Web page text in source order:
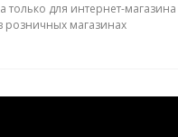
только для интернет-
розничных магазинах